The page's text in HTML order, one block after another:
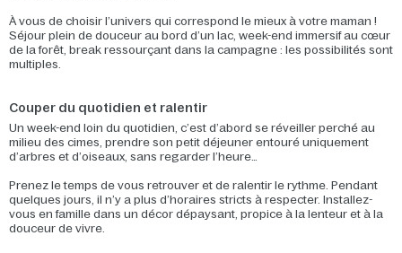
À vous de choisir l’univers qui correspond le mieux à votre maman !
Séjour plein de douceur au bord d’un lac, week-end immersif au cœur
de la forêt, break ressourçant dans la campagne : les possibilités sont
multiples.
Couper du quotidien et ralentir
Un week-end loin du quotidien, c’est d’abord se réveiller perché au
milieu des cimes, prendre son petit déjeuner entouré uniquement
d’arbres et d’oiseaux, sans regarder l’heure…
Prenez le temps de vous retrouver et de ralentir le rythme. Pendant
quelques jours, il n’y a plus d’horaires stricts à respecter. Installez-
vous en famille dans un décor dépaysant, propice à la lenteur et à la
douceur de vivre.